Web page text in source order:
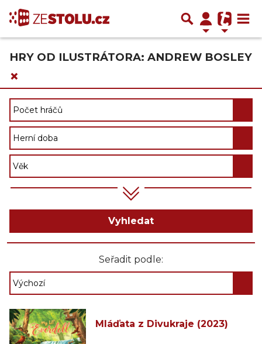
HRY OD ILUSTRÁTORA: ANDREW BOSLEY
×
Vyhledat
Seřadit podle:
Mláďata z Divukraje (2023)